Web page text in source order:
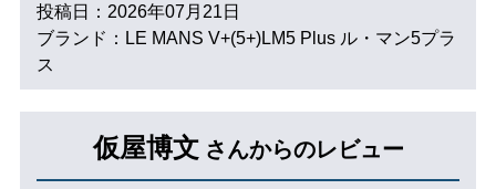
投稿日：2026年07月21日
ブランド：LE MANS V+(5+)LM5 Plus ル・マン5プラ
ス
仮屋博文 さんからのレビュー